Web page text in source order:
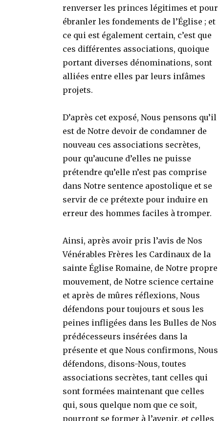
renverser les princes légitimes et pour
ébranler les fondements de l’Église ; et
ce qui est également certain, c’est que
ces différentes associations, quoique
portant diverses dénominations, sont
alliées entre elles par leurs infâmes
projets.
D’après cet exposé, Nous pensons qu’il
est de Notre devoir de condamner de
nouveau ces associations secrètes,
pour qu’aucune d’elles ne puisse
prétendre qu’elle n’est pas comprise
dans Notre sentence apostolique et se
servir de ce prétexte pour induire en
erreur des hommes faciles à tromper.
Ainsi, après avoir pris l’avis de Nos
Vénérables Frères les Cardinaux de la
sainte Église Romaine, de Notre propre
mouvement, de Notre science certaine
et après de mûres réflexions, Nous
défendons pour toujours et sous les
peines infligées dans les Bulles de Nos
prédécesseurs insérées dans la
présente et que Nous confirmons, Nous
défendons, disons-Nous, toutes
associations secrètes, tant celles qui
sont formées maintenant que celles
qui, sous quelque nom que ce soit,
pourront se former à l’avenir, et celles